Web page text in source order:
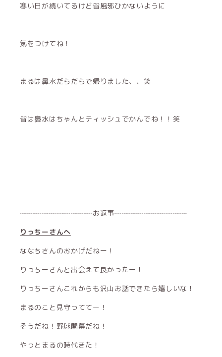
寒い日が続いてるけど皆風邪ひかないように
気をつけてね！
まるは鼻水だらだらで帰りました、、笑
皆は鼻水はちゃんとティッシュでかんでね！！笑
┈┈┈┈┈┈┈┈┈┈お返事┈┈┈┈┈┈┈┈┈┈
りっちーさんへ
ななちさんのおかげだねー！
りっちーさんと出会えて良かったー！
りっちーさんこれからも沢山お話できたら嬉しいな！
まるのこと見守っててー！
そうだね！野球開幕だね！
やっとまるの時代きた！